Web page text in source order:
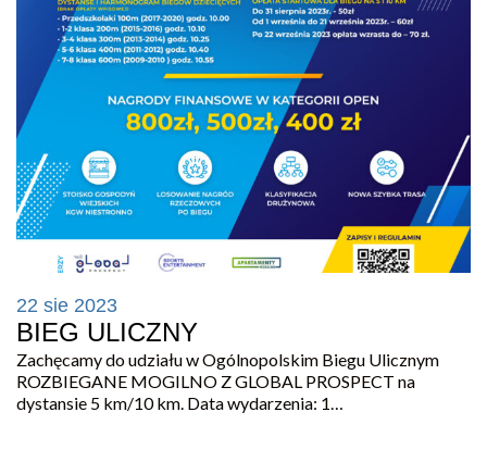
22 sie 2023
BIEG ULICZNY
Zachęcamy do udziału w Ogólnopolskim Biegu Ulicznym
ROZBIEGANE MOGILNO Z GLOBAL PROSPECT na
dystansie 5 km/10 km. Data wydarzenia: 1…